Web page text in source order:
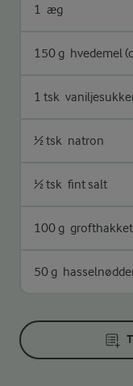
1 æg
150 g hvedemel
1 tsk
½ tsk natron
½ tsk fint salt
100 g
50 g